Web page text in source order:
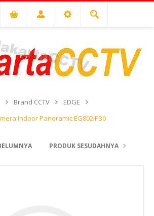
Brand CCTV
EDGE
Indoor Panoramic EG802IP30
PRODUK SESUDAHNYA